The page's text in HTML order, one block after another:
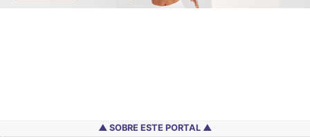
SOBRE ESTE PORTAL